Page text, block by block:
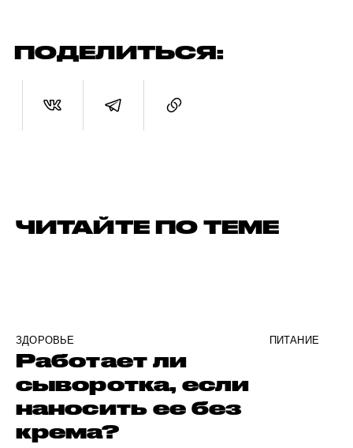
ПОДЕЛИТЬСЯ:
ЧИТАЙТЕ ПО ТЕМЕ
ЗДОРОВЬЕ ПИТАНИЕ
Работает ли
сыворотка, если
наносить ее без
крема?